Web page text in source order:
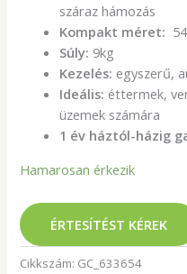
száraz hámozás
Kompakt méret:
Súly: 9kg
Kezelés: egyszerű,
Ideális: éttermek,
üzemek számára
1 év háztól-házig
Hamarosan érkezik
ÉRTESÍTÉST KÉREK
Cikkszám: GC_633654